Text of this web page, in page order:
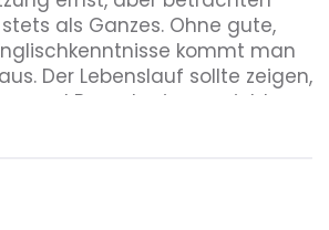
als Ganzes. Ohne gute,
kommt man
Der Lebenslauf sollte zeigen,
und Bewerberinnen nicht nur